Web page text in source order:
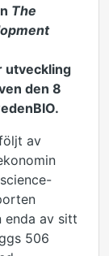
The
utveckling
den 8
av
science-
enda av sitt
506